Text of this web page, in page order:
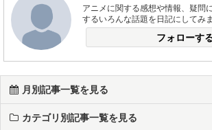
アニメに関する感想や情報、疑問
するいろんな話題を日記にしてみま
フォローす
月別記事一覧を見る
カテゴリ別記事一覧を見る